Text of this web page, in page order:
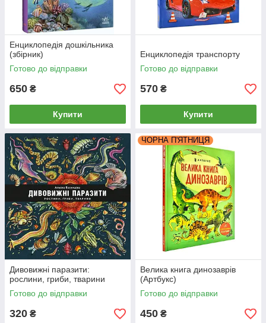
Енциклопедія дошкільника
(збірник)
Готово до відправки
650 ₴
Купити
Енциклопедія транспорту
Готово до відправки
570 ₴
Купити
Дивовижні паразити:
рослини, гриби, тварини
Готово до відправки
320 ₴
ЧОРНА П'ЯТНИЦЯ
Велика книга динозаврів
(Артбукс)
Готово до відправки
450 ₴